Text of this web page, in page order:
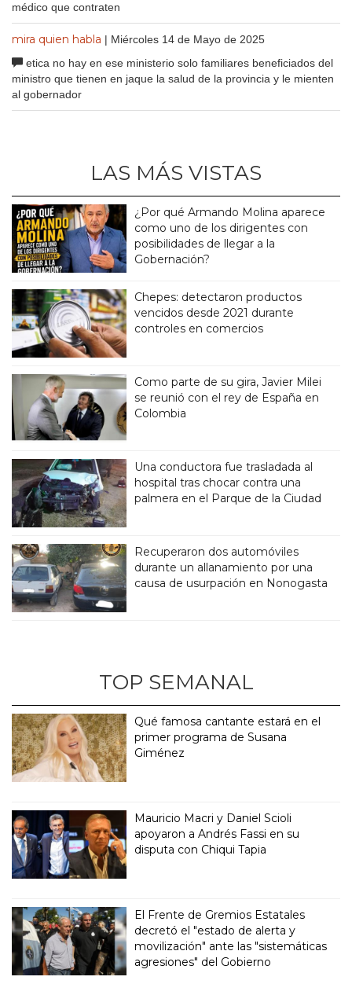
médico que contraten
mira quien habla | Miércoles 14 de Mayo de 2025
etica no hay en ese ministerio solo familiares beneficiados del
ministro que tienen en jaque la salud de la provincia y le mienten
al gobernador
LAS MÁS VISTAS
¿Por qué Armando Molina aparece
como uno de los dirigentes con
posibilidades de llegar a la
Gobernación?
Chepes: detectaron productos
vencidos desde 2021 durante
controles en comercios
Como parte de su gira, Javier Milei
se reunió con el rey de España en
Colombia
Una conductora fue trasladada al
hospital tras chocar contra una
palmera en el Parque de la Ciudad
Recuperaron dos automóviles
durante un allanamiento por una
causa de usurpación en Nonogasta
TOP SEMANAL
Qué famosa cantante estará en el
primer programa de Susana
Giménez
Mauricio Macri y Daniel Scioli
apoyaron a Andrés Fassi en su
disputa con Chiqui Tapia
El Frente de Gremios Estatales
decretó el "estado de alerta y
movilización" ante las "sistemáticas
agresiones" del Gobierno